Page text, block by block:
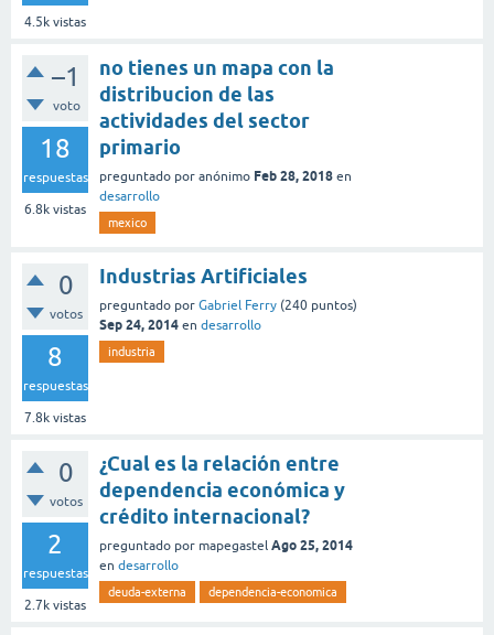
4.5k vistas
–1
voto
18
respuestas
6.8k vistas
no tienes un mapa con la
distribucion de las
actividades del sector
primario
preguntado por anónimo Feb 28, 2018 en
desarrollo
mexico
0
votos
8
respuestas
7.8k vistas
Industrias Artificiales
preguntado por Gabriel Ferry (240 puntos)
Sep 24, 2014 en desarrollo
industria
0
votos
2
respuestas
2.7k vistas
¿Cual es la relación entre
dependencia económica y
crédito internacional?
preguntado por mapegastel Ago 25, 2014
en desarrollo
deuda-externa dependencia-economica